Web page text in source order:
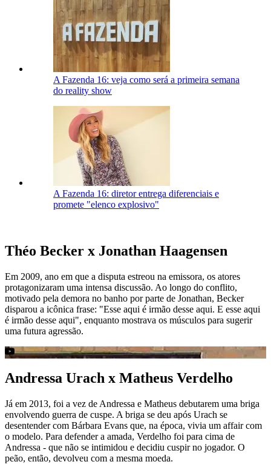
A Fazenda 16: veja como será a primeira semana
do reality show
A Fazenda 16: diretor entrega diferenciais e
promete "elenco explosivo"
Théo Becker x Jonathan Haagensen
Em 2009, ano em que a disputa estreou na emissora, os atores
protagonizaram uma intensa discussão. Ao longo do conflito,
motivado pela demora no banho por parte de Jonathan, Becker
disparou a icônica frase: "Esse aqui é irmão desse aqui. E esse aqui
é irmão desse aqui", enquanto mostrava os músculos para sugerir
uma futura agressão.
Andressa Urach x Matheus Verdelho
Já em 2013, foi a vez de Andressa e Matheus debutarem uma briga
envolvendo guerra de cuspe. A briga se deu após Urach se
desentender com Bárbara Evans que, na época, vivia um affair com
o modelo. Para defender a amada, Verdelho foi para cima de
Andressa - que não se intimidou e decidiu cuspir no jogador. O
peão, então, devolveu com a mesma moeda.